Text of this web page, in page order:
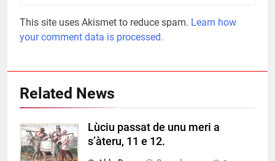
This site uses Akismet to reduce spam. Learn how
your comment data is processed.
Related News
Lùciu passat de unu meri a
s’àteru, 11 e 12.